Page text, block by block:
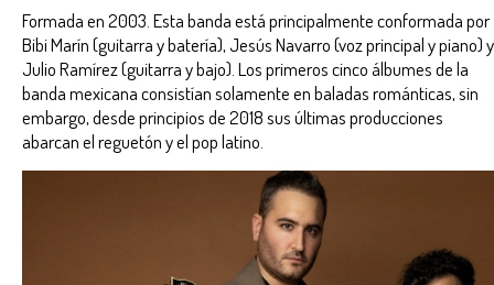
Formada en 2003. Esta banda está principalmente conformada por
Bibi Marín (guitarra y batería), Jesús Navarro (voz principal y piano) y
Julio Ramírez (guitarra y bajo). Los primeros cinco álbumes de la
banda mexicana consistían solamente en baladas románticas, sin
embargo, desde principios de 2018 sus últimas producciones
abarcan el reguetón y el pop latino.